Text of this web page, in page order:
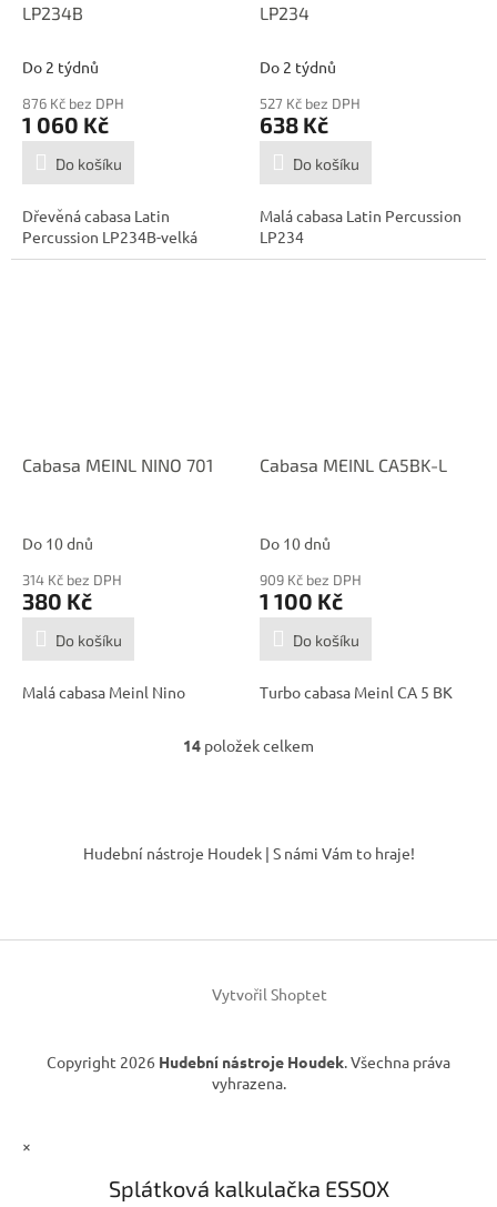
LP234B
Do 2 týdnů
876 Kč bez DPH
1 060 Kč
Do košíku
Dřevěná cabasa Latin
Percussion LP234B-velká
LP234
Do 2 týdnů
527 Kč bez DPH
638 Kč
Do košíku
Malá cabasa Latin Percussion
LP234
Cabasa MEINL NINO 701
Do 10 dnů
314 Kč bez DPH
380 Kč
Do košíku
Malá cabasa Meinl Nino
Cabasa MEINL CA5BK-L
Do 10 dnů
909 Kč bez DPH
1 100 Kč
Do košíku
Turbo cabasa Meinl CA 5 BK
O
a
r
k
y
p
i
14 položek celkem
í
Hudební nástroje Houdek | S námi Vám to hraje!
Vytvořil Shoptet
Copyright 2026 Hudební nástroje Houdek. Všechna práva
vyhrazena.
×
Splátková kalkulačka ESSOX